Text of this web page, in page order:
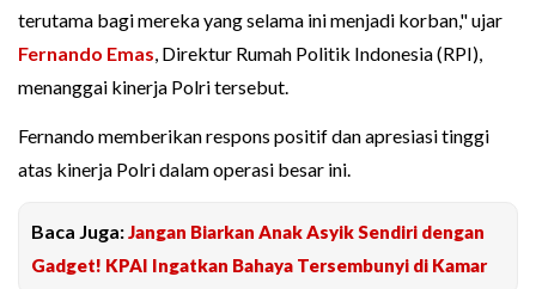
terutama bagi mereka yang selama ini menjadi korban," ujar
Fernando Emas, Direktur Rumah Politik Indonesia (RPI),
menanggai kinerja Polri tersebut.
Fernando memberikan respons positif dan apresiasi tinggi
atas kinerja Polri dalam operasi besar ini.
Baca Juga:Jangan Biarkan Anak Asyik Sendiri dengan
Gadget! KPAI Ingatkan Bahaya Tersembunyi di Kamar